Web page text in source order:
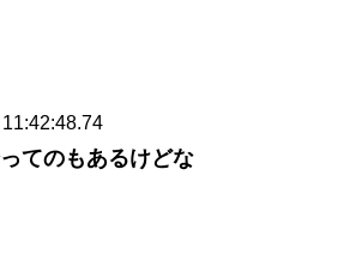
てのもあるけどな